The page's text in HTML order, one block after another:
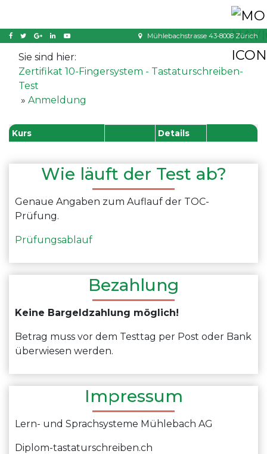
Mühlebachstrasse 43-8008 Zürich
Sie sind hier:
Zertifikat 10-Fingersystem - Tastaturschreiben-
Test
» Anmeldung
Kurs Details
Wie läuft der Test ab?
Genaue Angaben zum Auflauf der TOC-
Prüfung.
Prüfungsablauf
Bezahlung
Keine Bargeldzahlung möglich!
Betrag muss vor dem Testtag per Post oder Bank
überwiesen werden.
Impressum
Lern- und Sprachsysteme Mühlebach AG
Diplom-tastaturschreiben.ch